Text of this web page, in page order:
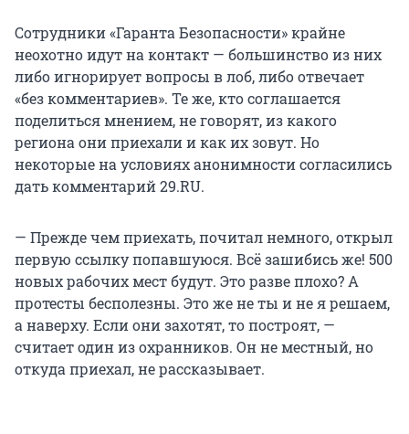
Сотрудники «Гаранта Безопасности» крайне
неохотно идут на контакт — большинство из них
либо игнорирует вопросы в лоб, либо отвечает
«без комментариев». Те же, кто соглашается
поделиться мнением, не говорят, из какого
региона они приехали и как их зовут. Но
некоторые на условиях анонимности согласились
дать комментарий 29.RU.
— Прежде чем приехать, почитал немного, открыл
первую ссылку попавшуюся. Всё зашибись же! 500
новых рабочих мест будут. Это разве плохо? А
протесты бесполезны. Это же не ты и не я решаем,
а наверху. Если они захотят, то построят, —
считает один из охранников. Он не местный, но
откуда приехал, не рассказывает.